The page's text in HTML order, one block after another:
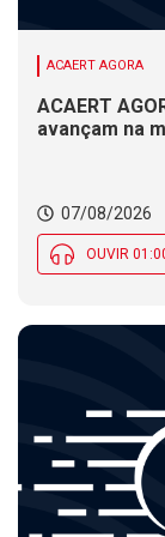
ACAERT AGORA
ACAERT
avançam na
Social nesta
07/08/2026
OUVIR